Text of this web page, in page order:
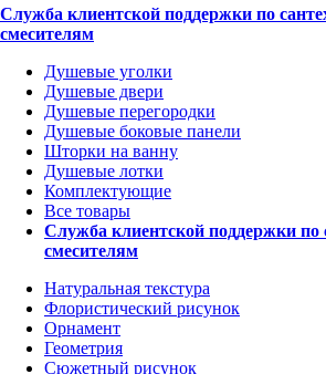
Служба клиентской поддержки по
смесителям
Душевые уголки
Душевые двери
Душевые перегородки
Душевые боковые панели
Шторки на ванну
Душевые лотки
Комплектующие
Все товары
Служба клиентской поддержки по
смесителям
Натуральная текстура
Флористический рисунок
Орнамент
Геометрия
Сюжетный рисунок